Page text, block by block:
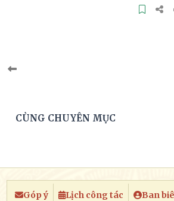
CÙNG CHUYÊN MỤC
Góp ý Lịch công tác Ban